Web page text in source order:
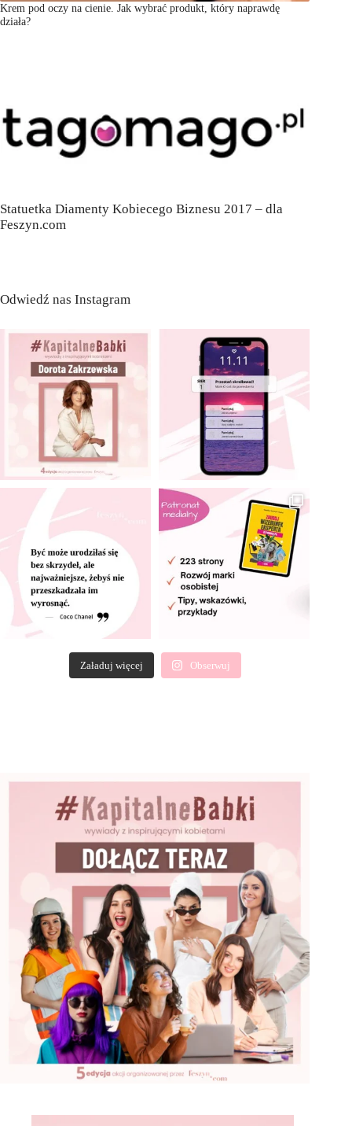
Krem pod oczy na cienie. Jak wybrać produkt, który naprawdę
działa?
Statuetka Diamenty Kobiecego Biznesu 2017 – dla
Feszyn.com
Odwiedź nas Instagram
Załaduj więcej Obserwuj